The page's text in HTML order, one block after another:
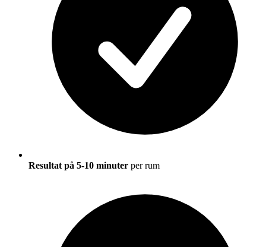
Resultat på 5-10 minuter per rum